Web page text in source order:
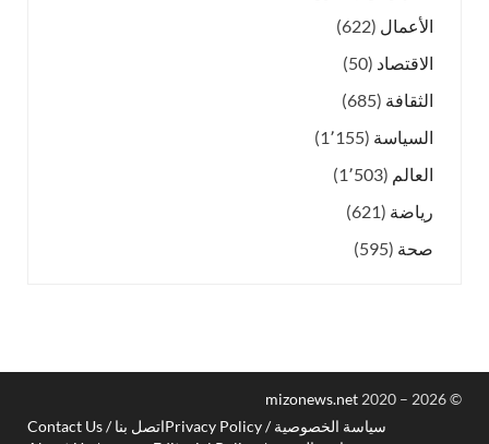
الأعمال (622)
الاقتصاد (50)
الثقافة (685)
السياسة (1٬155)
العالم (1٬503)
رياضة (621)
صحة (595)
©
mizonews.net 2020 – 2026
سياسة الخصوصية / Privacy Policy
اتصل بنا / Contact Us